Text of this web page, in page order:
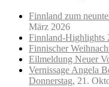
Finnland zum
März 2026
Finnland-Highlights
Finnischer
Eilmeldung Neuer
Vernissage Angela
Donnerstag, 21.